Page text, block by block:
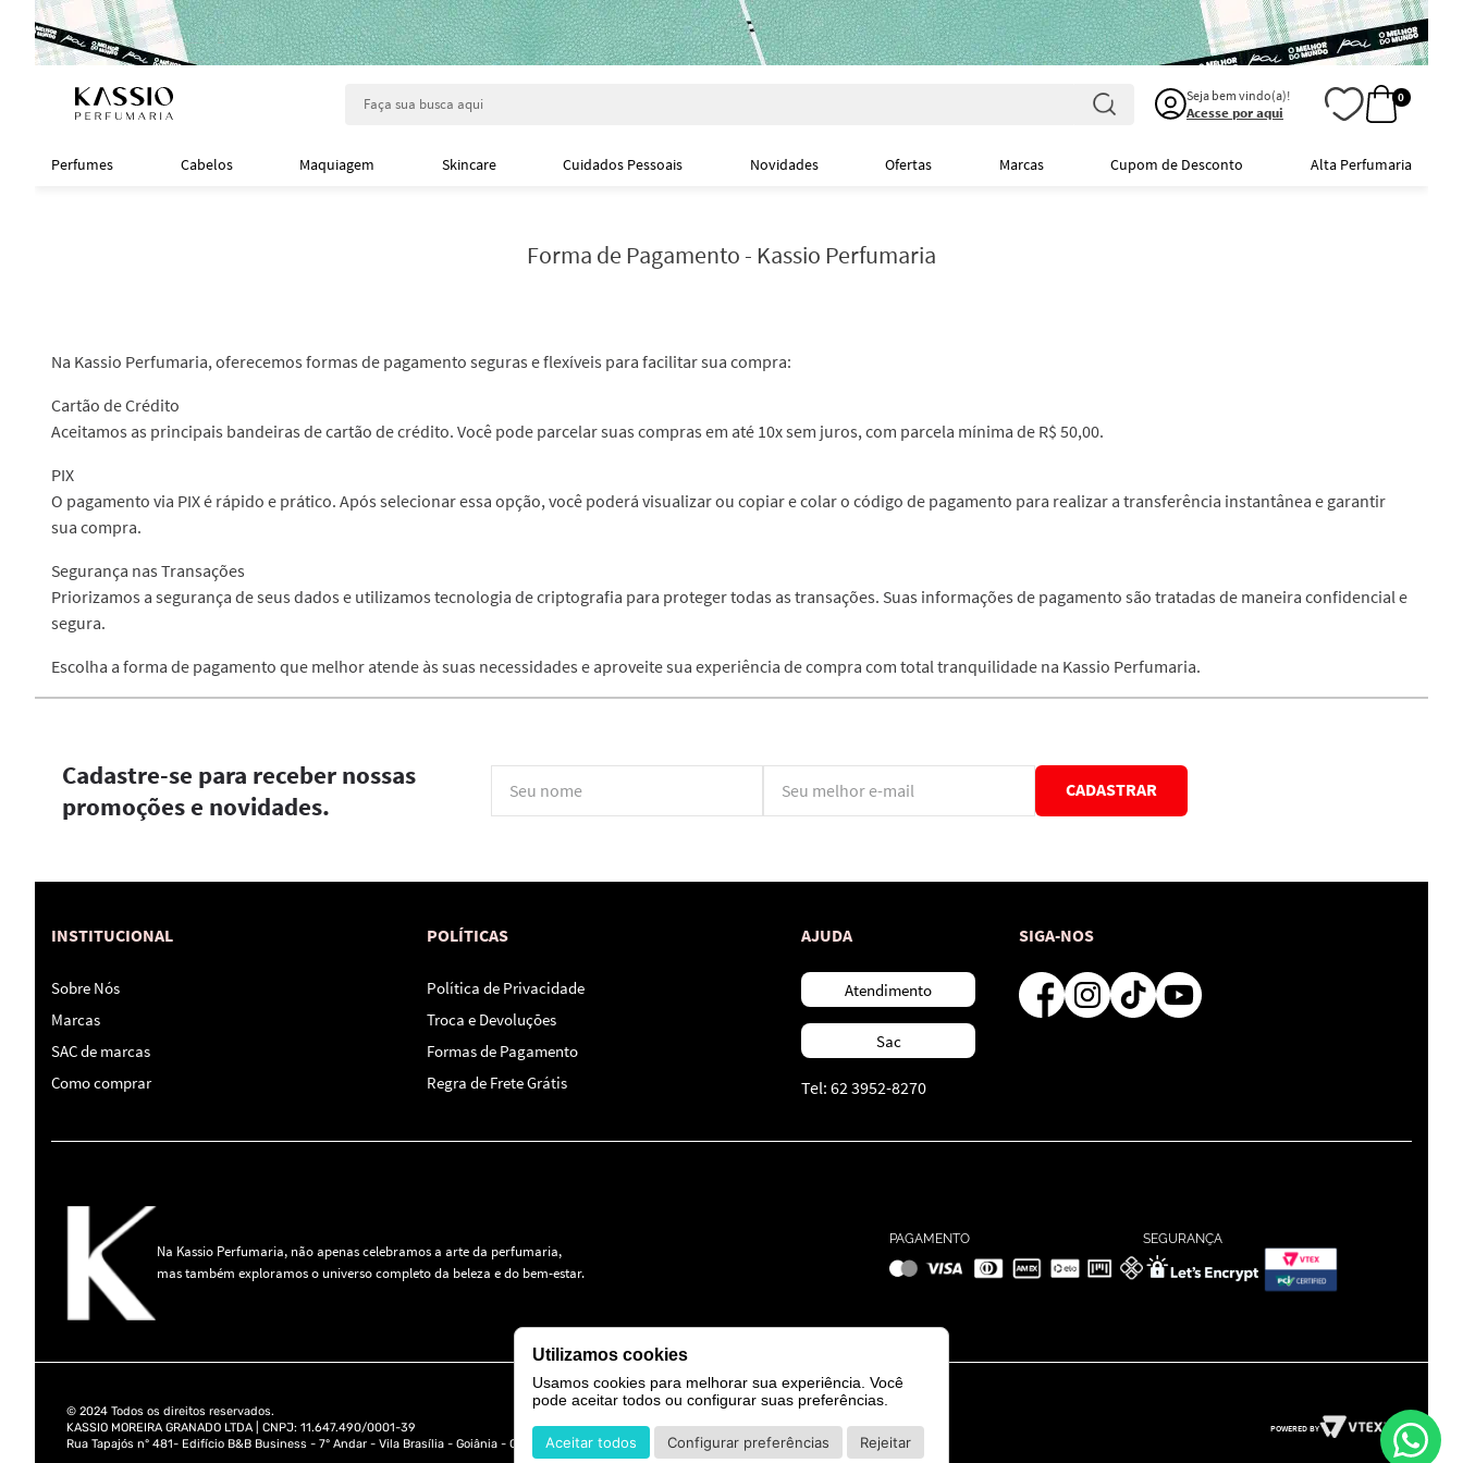
Seja bem vindo(a)!
Acesse por aqui
0
Perfumes Cabelos Maquiagem Skincare Cuidados Pessoais Novidades Ofertas Marcas Cupom de Desconto Alta Perfumaria
Forma de Pagamento - Kassio Perfumaria
Na Kassio Perfumaria, oferecemos formas de pagamento seguras e flexíveis para facilitar sua compra:
Cartão de Crédito
Aceitamos as principais bandeiras de cartão de crédito. Você pode parcelar suas compras em até 10x sem juros, com parcela mínima de R$ 50,00.
PIX
O pagamento via PIX é rápido e prático. Após selecionar essa opção, você poderá visualizar ou copiar e colar o código de pagamento para realizar a transferência instantânea e garantir
sua compra.
Segurança nas Transações
Priorizamos a segurança de seus dados e utilizamos tecnologia de criptografia para proteger todas as transações. Suas informações de pagamento são tratadas de maneira confidencial e
segura.
Escolha a forma de pagamento que melhor atende às suas necessidades e aproveite sua experiência de compra com total tranquilidade na Kassio Perfumaria.
Cadastre-se para receber nossas
promoções e novidades.
CADASTRAR
INSTITUCIONAL
Sobre Nós
Marcas
SAC de marcas
Como comprar
POLÍTICAS
Política de Privacidade
Troca e Devoluções
Formas de Pagamento
Regra de Frete Grátis
AJUDA
Atendimento
Sac
Tel: 62 3952-8270
SIGA-NOS
Na Kassio Perfumaria, não apenas celebramos a arte da perfumaria,
mas também exploramos o universo completo da beleza e do bem-estar.
PAGAMENTO SEGURANÇA
© 2024 Todos os direitos reservados.
KASSIO MOREIRA GRANADO LTDA | CNPJ: 11.647.490/0001-39
Rua Tapajós n° 481- Edifício B&B Business - 7° Andar - Vila Brasília - Goiânia - GO
POWERED BY
Utilizamos cookies
Usamos cookies para melhorar sua experiência. Você
pode aceitar todos ou configurar suas preferências.
Aceitar todos Configurar preferências Rejeitar